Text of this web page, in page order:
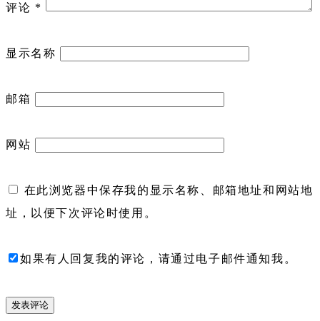
评论 *
显示名称
邮箱
网站
在此浏览器中保存我的显示名称、邮箱地址和网站地
址，以便下次评论时使用。
如果有人回复我的评论，请通过电子邮件通知我。